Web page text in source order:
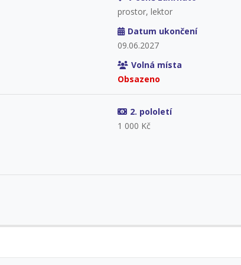
prostor, lektor
Datum ukončení
09.06.2027
Volná místa
Obsazeno
2. pololetí
1 000 Kč